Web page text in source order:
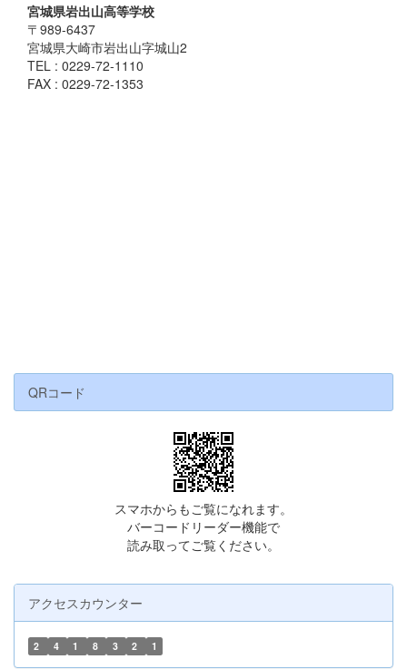
宮城県岩出山高等学校
〒989-6437
宮城県大崎市岩出山字城山2
TEL : 0229-72-1110
FAX : 0229-72-1353
QRコード
スマホからもご覧になれます。
バーコードリーダー機能で
読み取ってご覧ください。
アクセスカウンター
2 4 1 8 3 2 1